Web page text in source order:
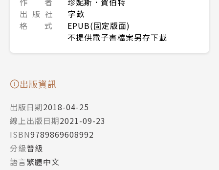
出 版 社
字畝
格 式
EPUB(固定版面)
不提供電子書檔案另存下載
出版資訊
出版日期2018-04-25
線上出版日期2021-09-23
ISBN9789869608992
分級普級
語言繁體中文